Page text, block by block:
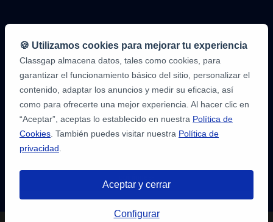
min. para encontrar profesor.
9,6/10
1.339.284
opiniones
verificadas.com
🍪 Utilizamos cookies para mejorar tu experiencia
Classgap almacena datos, tales como cookies, para
garantizar el funcionamiento básico del sitio, personalizar el
contenido, adaptar los anuncios y medir su eficacia, así
como para ofrecerte una mejor experiencia. Al hacer clic en
“Aceptar”, aceptas lo establecido en nuestra Política de
Cookies . También puedes visitar nuestra Política de
privacidad
Aceptar y cerrar
Configurar